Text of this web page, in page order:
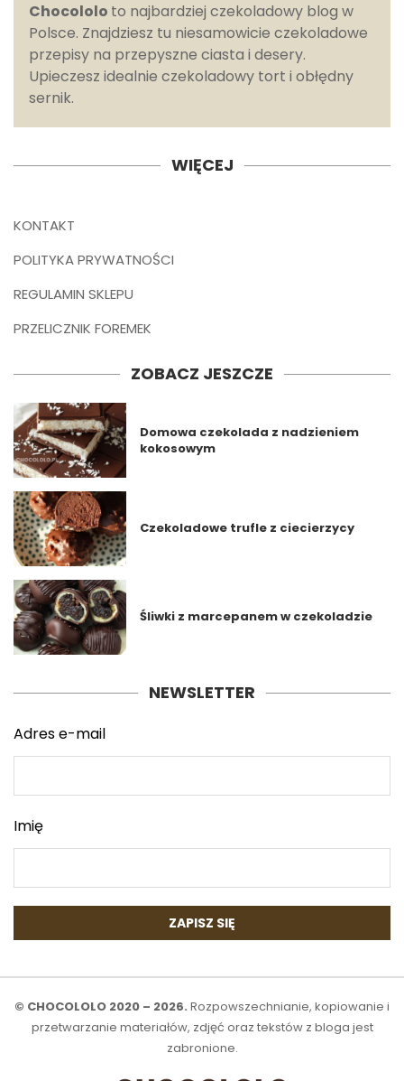
Chocololo to najbardziej czekoladowy blog w
Polsce. Znajdziesz tu niesamowicie czekoladowe
przepisy na przepyszne ciasta i desery.
Upieczesz idealnie czekoladowy tort i obłędny
sernik.
WIĘCEJ
KONTAKT
POLITYKA PRYWATNOŚCI
REGULAMIN SKLEPU
PRZELICZNIK FOREMEK
ZOBACZ JESZCZE
Domowa czekolada z nadzieniem
kokosowym
Czekoladowe trufle z ciecierzycy
Śliwki z marcepanem w czekoladzie
NEWSLETTER
Adres e-mail
Imię
© CHOCOLOLO 2020 – 2026. Rozpowszechnianie, kopiowanie i
przetwarzanie materiałów, zdjęć oraz tekstów z bloga jest
zabronione.